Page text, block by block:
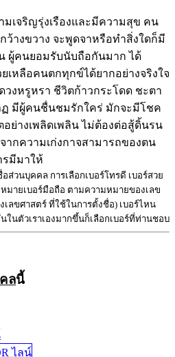
มเจริญรุ่งเรืองและมีความสุข คน
างขวาง จะพูดจาหรือทำสิ่งใดก็มี
ผู้คนยอมรับนับถือกันมาก ได้
เหลือคนตกทุกข์ได้ยากอย่างจริงใจ
งหรูหรา ชีวิตก้าวกระโดด ชะตา
ฏ มีผู้คนชื่นชมรักใคร่ มักจะมีโชค
อย่างเพลิดเพลิน ไม่ต้องต่อสู้ดิ้นรน
ากความเก่งกาจสามารถของตน
รมีมาให้
ส่วนบุคคล การเลือกเบอร์โทรดี เบอร์สวย
มายเบอร์มือถือ ตามความหมายของเลข
ลขศาสตร์ ที่ใช้ในการตั้งชื่อ) เบอร์ไหน
ในตัวเราเองมากขึ้นก็เลือกเบอร์ที่ท่านชอบ
ลนี้